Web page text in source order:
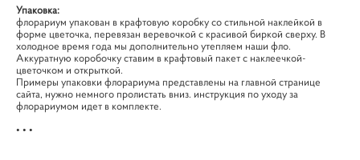
Упаковка:
флорариум упакован в крафтовую коробку со стильной наклейкой в
форме цветочка, перевязан веревочкой с красивой биркой сверху. В
холодное время года мы дополнительно утепляем наши фло.
Аккуратную коробочку ставим в крафтовый пакет с наклеечкой-
цветочком и открыткой.
Примеры упаковки флорариума представлены на главной странице
сайта, нужно немного пролистать вниз. инструкция по уходу за
флорариумом идет в комплекте.
• • •